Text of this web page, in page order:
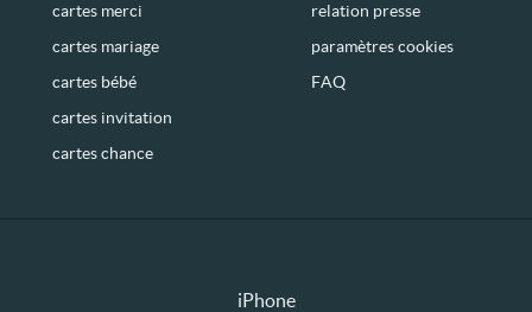
cartes merci
cartes mariage
cartes bébé
cartes invitation
cartes chance
relation presse
paramètres cookies
FAQ
iPhone